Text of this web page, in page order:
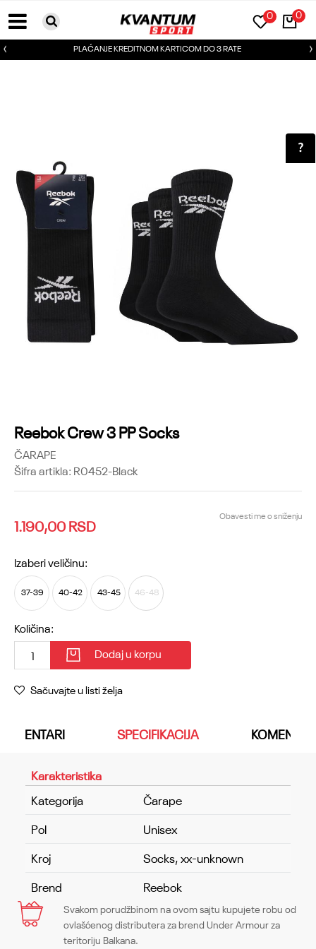
0
0
PLAĆANJE KREDITNOM KARTICOM DO 3 RATE
Reebok Crew 3 PP Socks
ČARAPE
Šifra artikla: R0452-Black
1.190,00RSD
Obavesti me o sniženju
Izaberi veličinu:
37-39 40-42 43-45 46-48
Količina:
Dodaj u korpu
Sačuvajte u listi želja
SPECIFIKACIJA
Karakteristika
Kategorija
Čarape
Pol
Unisex
Kroj
Socks, xx-unknown
Brend
Reebok
Ime/Nadimak
Svakom porudžbinom na ovom sajtu kupujete robu od
ovlašćenog distributera za brend Under Armour za
teritoriju Balkana.